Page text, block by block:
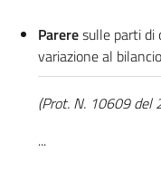
Pareresulle parti di
variazione al
(Prot. N. 10609
...